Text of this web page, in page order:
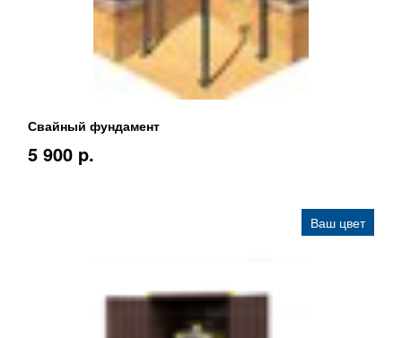
Свайный фундамент
5 900 p.
Ваш цвет